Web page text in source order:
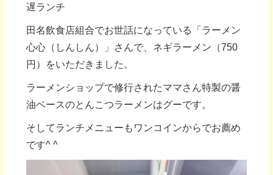
遅ランチ
田名飲食店組合でお世話になっている「ラーメン
心心（しんしん）」さんで、ネギラーメン（750
円）をいただきました。
ラーメンショップで修行されたママさん特製の醤
油ベースのとんこつラーメンはグーです。
そしてランチメニューもワンコインからでお薦め
です^ ^